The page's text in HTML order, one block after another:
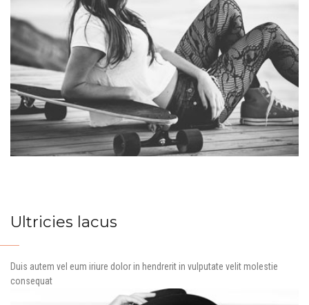
Ultricies lacus
Duis autem vel eum iriure dolor in hendrerit in vulputate velit molestie
consequat